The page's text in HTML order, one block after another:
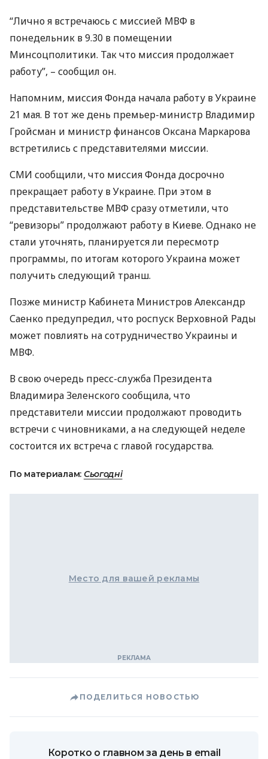
“Лично я встречаюсь с миссией МВФ в
понедельник в 9.30 в помещении
Минсоцполитики. Так что миссия продолжает
работу”, – сообщил он.
Напомним, миссия Фонда начала работу в Украине
21 мая. В тот же день премьер-министр Владимир
Гройсман и министр финансов Оксана Маркарова
встретились с представителями миссии.
СМИ сообщили, что миссия Фонда досрочно
прекращает работу в Украине. При этом в
представительстве МВФсразу отметили, что
“ревизоры” продолжают работу в Киеве. Однако не
стали уточнять, планируется ли пересмотр
программы, по итогам которого Украина может
получить следующий транш.
Позже министр Кабинета Министров Александр
Саенко предупредил, что роспуск Верховной Рады
может повлиять на сотрудничество Украины и
МВФ.
В свою очередь пресс-служба Президента
Владимира Зеленского сообщила, что
представители миссии продолжают проводить
встречи с чиновниками, а на следующей неделе
состоится их встреча с главой государства.
По материалам: Сьогодні
Место для вашей рекламы
ПОДЕЛИТЬСЯ НОВОСТЬЮ
Коротко о главном за день в email